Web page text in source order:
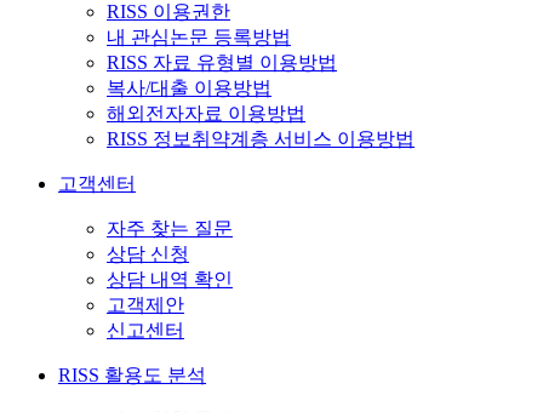
RISS 이용권한
내 관심논문 등록방법
RISS 자료 유형별 이용방법
복사/대출 이용방법
해외전자자료 이용방법
RISS 정보취약계층 서비스 이용방법
고객센터
자주 찾는 질문
상담 신청
상담 내역 확인
고객제안
신고센터
RISS 활용도 분석